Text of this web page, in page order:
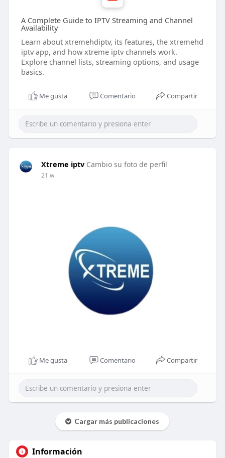
A Complete Guide to IPTV Streaming and Channel
Availability
Learn about xtremehdiptv, its features, the xtremehd
iptv app, and how xtreme iptv channels work.
Explore channel lists, streaming options, and usage
basics.
Me gusta Comentario Compartir
Xtreme iptv Cambio su foto de perfil
21 w
Me gusta Comentario Compartir
Cargar más publicaciones
Información